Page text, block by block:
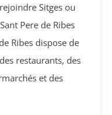
Sitges ou
Pere de Ribes
Ribes dispose de
restaurants, des
et des